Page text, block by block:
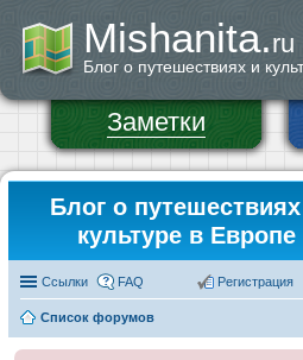
Mishanita.ru
Блог о путешествиях и
Заметки
Блог о
культуре в Европе
Ссылки FAQ Регистрация
Список форумов